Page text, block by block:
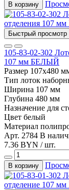
В корзину
Быстрый просмотр
105-83-02-302
107 мм БЕЛЫЙ
Размер 107х480
Тип лоток
Ширина 107 мм
Глубина 480 мм
Назначение для
Цвет белый
Материал
Арт. 2784 В
7.36 BYN / шт.
В корзину